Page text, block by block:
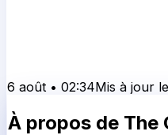
6 août • 02:34Mis à jour le
À propos de The